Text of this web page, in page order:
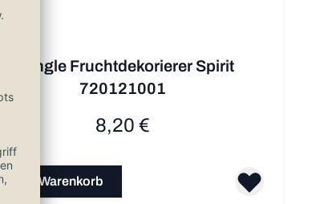
triangle Fruchtdekorierer Spirit
720121001
8,20 €
In den Warenkorb